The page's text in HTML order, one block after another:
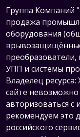
Группа Компаний
продажа
оборудования
преобразователи,
УПП и системы
Владелец
сайте невозможно
авторизоваться с
рекомендуем это
российского